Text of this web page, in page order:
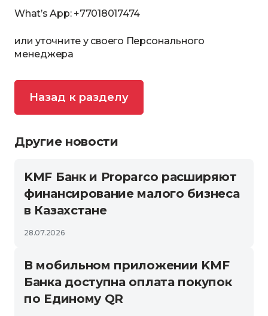
What’s App: +77018017474
или уточните у своего Персонального
менеджера
Назад к разделу
Другие новости
KMF Банк и Proparco расширяют
финансирование малого бизнеса
в Казахстане
28.07.2026
В мобильном приложении KMF
Банка доступна оплата покупок
по Единому QR